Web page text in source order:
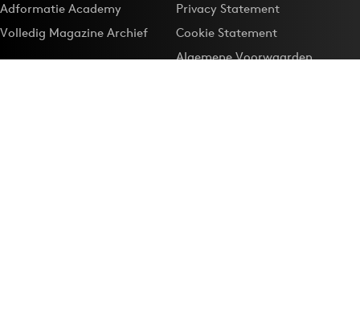
Adformatie Academy
Volledig Magazine Archief
Privacy Statement
Cookie Statement
Algemene Voorwaarden